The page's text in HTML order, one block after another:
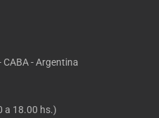
CABA - Argentina
a 18.00 hs.)